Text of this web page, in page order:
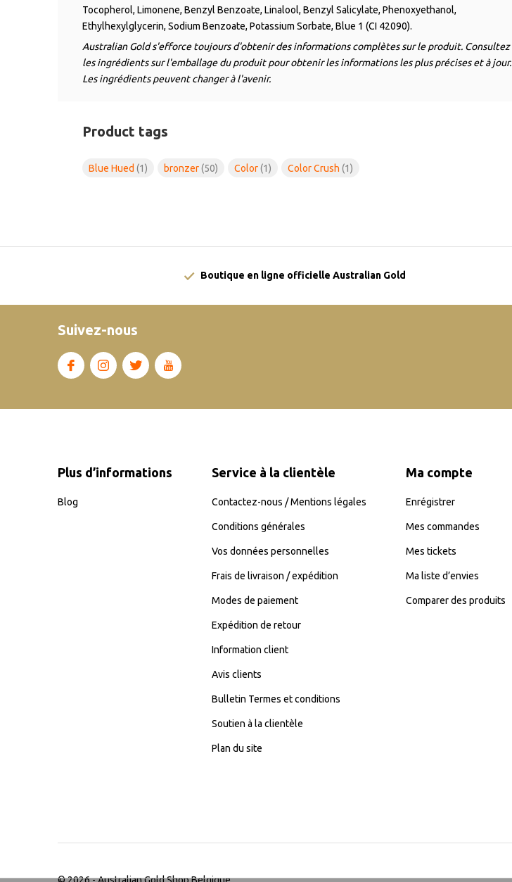
Tocopherol, Limonene, Benzyl Benzoate, Linalool, Benzyl Salicylate, Phenoxyethanol,
Ethylhexylglycerin, Sodium Benzoate, Potassium Sorbate, Blue 1 (CI 42090).
Australian Gold s'efforce toujours d'obtenir des informations complètes sur le produit. Consultez
les ingrédients sur l'emballage du produit pour obtenir les informations les plus précises et à jour.
Les ingrédients peuvent changer à l'avenir.
Product tags
Blue Hued (1) bronzer(50) Color(1) Color Crush (1)
Boutique en ligne officielle Australian Gold
Suivez-nous
Plus d’informations
Blog
Service à la clientèle
Contactez-nous / Mentions légales
Conditions générales
Vos données personnelles
Frais de livraison / expédition
Modes de paiement
Expédition de retour
Information client
Avis clients
Bulletin Termes et conditions
Soutien à la clientèle
Plan du site
Ma compte
Enrégistrer
Mes commandes
Mes tickets
Ma liste d’envies
Comparer des produits